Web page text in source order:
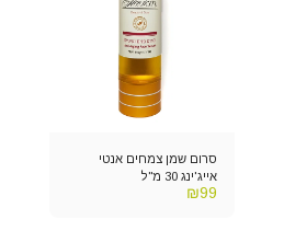
סרום שמן צמחים אנטי
אייג'ינג 30 מ"ל
₪99